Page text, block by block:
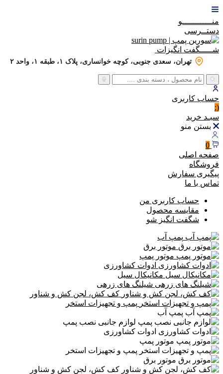
منــــــــــــو
دستــرسی
شـــــگفت انگیزات
تهران، سعدی جنوبی، کوچه خوانساری، پلاک ۱، طبقه ۱، واحد ۲
حساب کاربری
(:
سبـد خرید
بستن منو
0
صفحه اصلی
فروشگاه
پیگیری سفارش
تماس با ما
حساب کاربری من
مقایسه محصول
شگفت انگیز شو
پمپ آب
موتور برق
موتور پمپ
ادوات کشاورزی
مکانیکال سیل
شیلنگ های زرهی
کف کش، لجن کش و شناور
پمپ و تجهیزات استخر
پمپ آب
لوازم جانبی نصب پمپ
ادوات کشاورزی
موتور پمپ
پمپ و تجهیزات استخر
موتور برق
کف کش، لجن کش و شناور